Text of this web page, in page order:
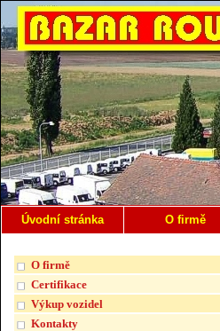
Úvodní stránka O firmě
O firmě
Certifikace
Výkup vozidel
Kontakty